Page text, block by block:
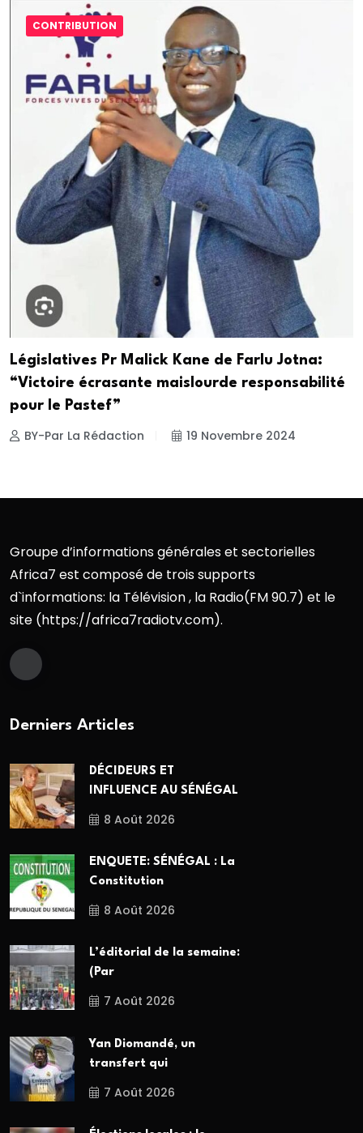
CONTRIBUTION
Législatives Pr Malick Kane de Farlu Jotna:
“Victoire écrasante maislourde responsabilité
pour le Pastef”
BY-Par La Rédaction 19 Novembre 2024
Groupe d’informations générales et sectorielles
Africa7 est composé de trois supports
d`informations: la Télévision , la Radio(FM 90.7) et le
site (https://africa7radiotv.com).
Derniers Articles
DÉCIDEURS ET
INFLUENCE AU SÉNÉGAL
8 Août 2026
ENQUETE: SÉNÉGAL : La
Constitution
8 Août 2026
L’éditorial de la semaine:
(Par
7 Août 2026
Yan Diomandé, un
transfert qui
7 Août 2026